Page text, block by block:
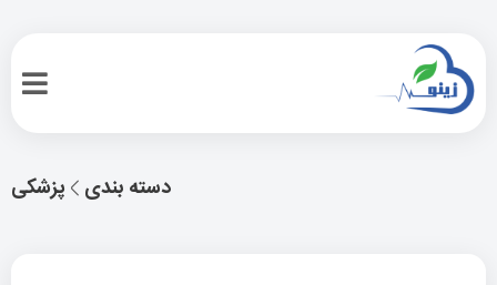
پزشکی دسته بندی